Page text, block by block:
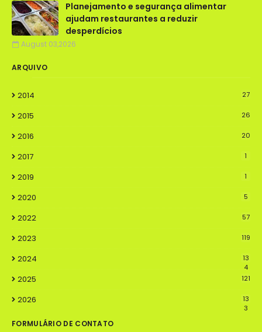
Planejamento e segurança alimentar
ajudam restaurantes a reduzir
desperdícios
August 03,2026
ARQUIVO
2014 27
2015 26
2016 20
2017 1
2019 1
2020 5
2022 57
2023 119
2024
13
4
2025 121
2026
13
3
FORMULÁRIO DE CONTATO